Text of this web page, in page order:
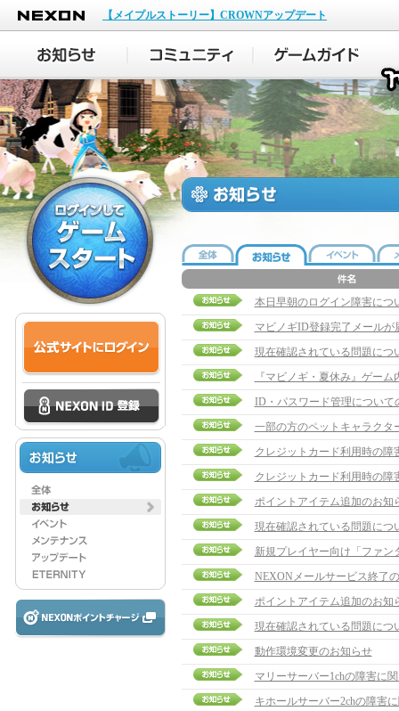
NEXON
【メイプルストーリー】CROWNアップデート
本日早朝のログイン障害につ
マビノギID登録完了メールが
現在確認されている問題につ
『マビノギ・夏休み』ゲー
ID・パスワード管理について
一部の方のペットキャラクタ
クレジットカード利用時の障
クレジットカード利用時の障
ポイントアイテム追加のお知
現在確認されている問題につ
新規プレイヤー向け「ファ
NEXONメールサービス終了
ポイントアイテム追加のお知
現在確認されている問題につ
動作環境変更のお知らせ
マリーサーバー1chの障害に
キホールサーバー2chの障害